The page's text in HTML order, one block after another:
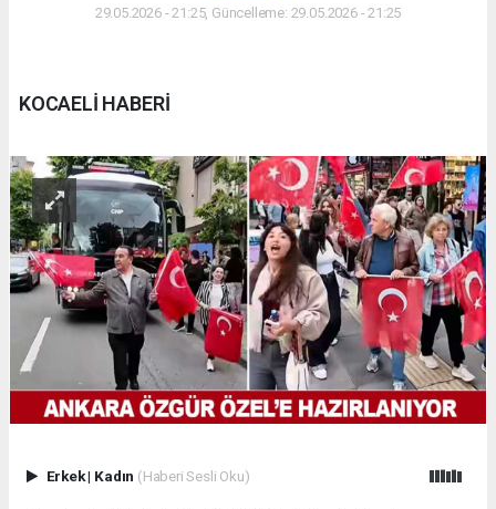
29.05.2026 - 21:25, Güncelleme: 29.05.2026 - 21:25
KOCAELİ HABERİ
Erkek| Kadın (Haberi Sesli Oku)